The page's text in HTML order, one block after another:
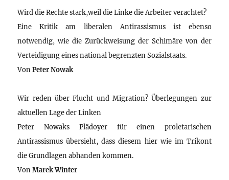
Wird die Rechte stark,weil die Linke die Arbeiter verachtet?
Eine Kritik am liberalen Antirassismus ist ebenso
notwendig, wie die Zurückweisung der Schimäre von der
Verteidigung eines national begrenzten Sozialstaats.
VonPeter Nowak
Wir reden über Flucht und Migration? Überlegungen zur
aktuellen Lage der Linken
Peter Nowaks Plädoyer für einen proletarischen
Antirassismus übersieht, dass diesem hier wie im Trikont
die Grundlagen abhanden kommen.
VonMarek Winter